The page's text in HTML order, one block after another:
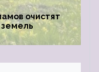
очистят